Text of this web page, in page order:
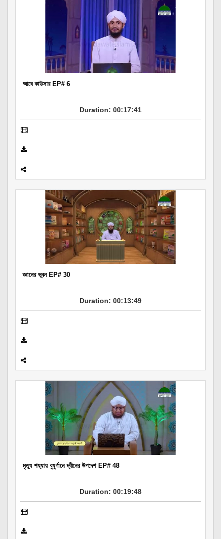
আবে কাউসার EP# 6
Duration: 00:17:41
জ্ঞানের ভূবন EP# 30
Duration: 00:13:49
মৃত্যু শয্যায় বুযুর্গানে দ্বীনের উপদেশ EP# 48
Duration: 00:19:48